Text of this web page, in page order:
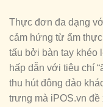
Thực đơn đa dạng
cảm hứng từ ẩm
tấu bởi bàn tay khéo
hấp dẫn với tiêu chí
thu hút đông đảo
trưng mà iPOS.vn đề